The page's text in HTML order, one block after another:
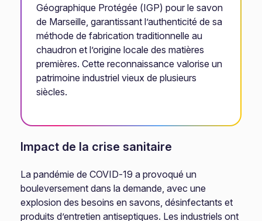
Géographique Protégée (IGP) pour le savon
de Marseille, garantissant l’authenticité de sa
méthode de fabrication traditionnelle au
chaudron et l’origine locale des matières
premières. Cette reconnaissance valorise un
patrimoine industriel vieux de plusieurs
siècles.
Impact de la crise sanitaire
La pandémie de COVID-19 a provoqué un
bouleversement dans la demande, avec une
explosion des besoins en savons, désinfectants et
produits d’entretien antiseptiques. Les industriels ont